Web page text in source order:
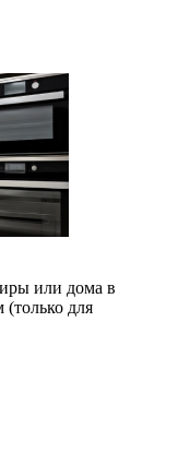
или дома в
(только для